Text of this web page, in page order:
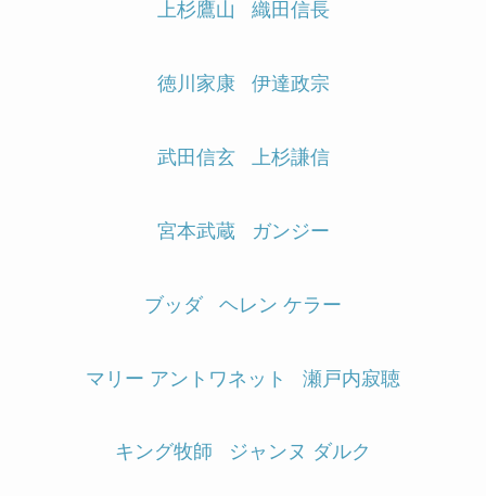
上杉鷹山 織田信長
徳川家康 伊達政宗
武田信玄 上杉謙信
宮本武蔵 ガンジー
ブッダ ヘレン ケラー
マリー アントワネット 瀬戸内寂聴
キング牧師 ジャンヌ ダルク